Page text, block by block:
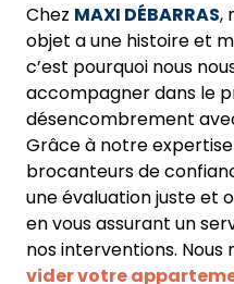
Chez MAXI DÉBARRAS,
objet a une histoire et
c’est pourquoi nous
accompagner dans le
désencombrement
Grâce à notre
brocanteurs de
une évaluation juste et
en vous assurant un
nos interventions.
vider votre